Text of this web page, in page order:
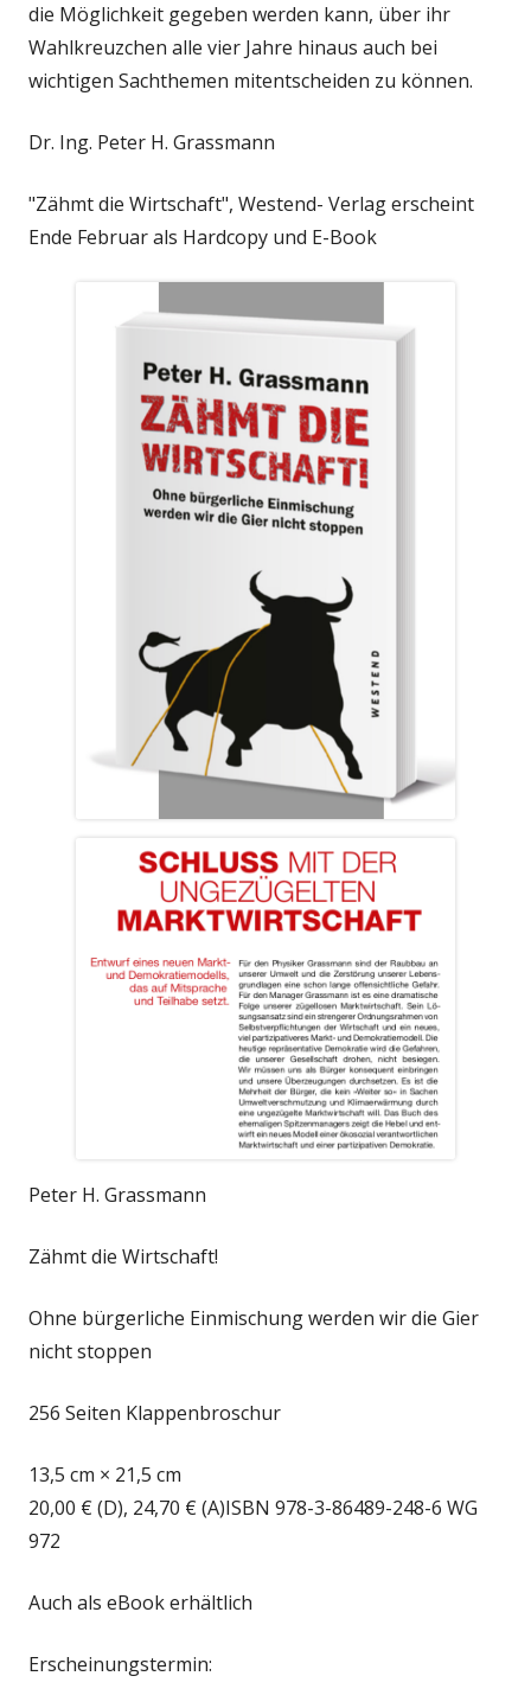
die Möglichkeit gegeben werden kann, über ihr
Wahlkreuzchen alle vier Jahre hinaus auch bei
wichtigen Sachthemen mitentscheiden zu können.
Dr. Ing. Peter H. Grassmann
"Zähmt die Wirtschaft", Westend- Verlag erscheint
Ende Februar als Hardcopy und E-Book
Peter H. Grassmann
Zähmt die Wirtschaft!
Ohne bürgerliche Einmischung werden wir die Gier
nicht stoppen
256 Seiten Klappenbroschur
13,5 cm × 21,5 cm
20,00 € (D), 24,70 € (A)ISBN 978-3-86489-248-6 WG
972
Auch als eBook erhältlich
Erscheinungstermin: